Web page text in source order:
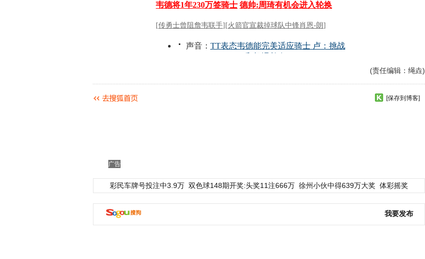
(责任编辑：绳垚)
[保存到博客]
广告
彩民车牌号投注中3.9万 双色球148期开奖:头奖11注666万 徐州小伙中得639万大奖 体彩摇奖
我要发布